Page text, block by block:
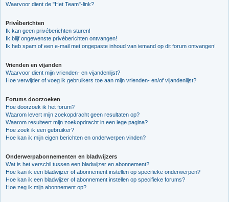
Waarvoor dient de "Het Team"-link?
Privéberichten
Ik kan geen privéberichten sturen!
Ik blijf ongewenste privéberichten ontvangen!
Ik heb spam of een e-mail met ongepaste inhoud van iemand op dit forum ontvangen!
Vrienden en vijanden
Waarvoor dient mijn vrienden- en vijandenlijst?
Hoe verwijder of voeg ik gebruikers toe aan mijn vrienden- en/of vijandenlijst?
Forums doorzoeken
Hoe doorzoek ik het forum?
Waarom levert mijn zoekopdracht geen resultaten op?
Waarom resulteert mijn zoekopdracht in een lege pagina?
Hoe zoek ik een gebruiker?
Hoe kan ik mijn eigen berichten en onderwerpen vinden?
Onderwerpabonnementen en bladwijzers
Wat is het verschil tussen een bladwijzer en abonnement?
Hoe kan ik een bladwijzer of abonnement instellen op specifieke onderwerpen?
Hoe kan ik een bladwijzer of abonnement instellen op specifieke forums?
Hoe zeg ik mijn abonnement op?